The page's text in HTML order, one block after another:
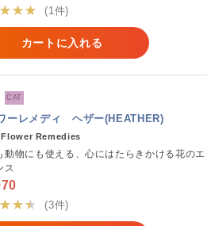
(1件)
カートに入れる
CAT
ーレメディ ヘザー(HEATHER)
Remedies
動物にも使える、心にはたらきかける花のエ
ス
(3件)